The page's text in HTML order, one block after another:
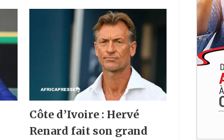
Côte d’Ivoire : Hervé
Renard fait son grand